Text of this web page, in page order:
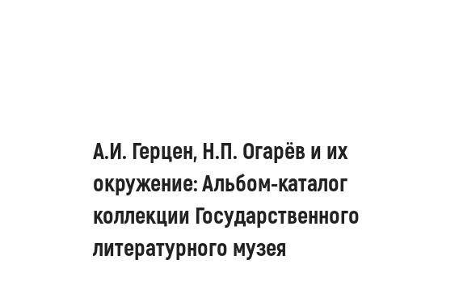
А.И. Герцен, Н.П. Огарёв и их
окружение: Альбом-каталог
коллекции Государственного
литературного музея